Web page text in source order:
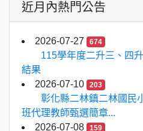
近月內熱門公告
2026-07-27 674
115學年度二升三、四
結果
2026-07-10
203
彰化縣二林鎮二林國民
班代理教師甄選簡章...
2026-07-08
159